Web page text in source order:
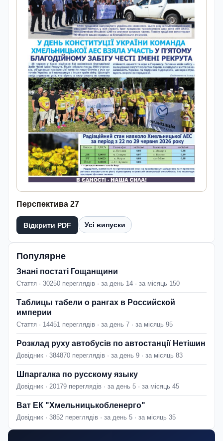
Перспектива 27
Відкрити PDF Усі випуски
Популярне
Знані постаті Гощанщини
Стаття · 30250 переглядів · за день 14 · за місяць 150
Таблицы табели о рангах в Российской
империи
Стаття · 14451 переглядів · за день 7 · за місяць 95
Розклад руху автобусів по автостанції Нетішин
Довідник · 384870 переглядів · за день 9 · за місяць 83
Шпаргалка по русскому языку
Довідник · 20179 переглядів · за день 5 · за місяць 45
Ват ЕК "Хмельницькобленерго"
Довідник · 3852 переглядів · за день 5 · за місяць 35